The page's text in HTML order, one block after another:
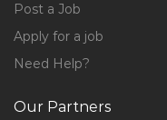
Post a Job
Apply for a job
Need Help?
Our Partners